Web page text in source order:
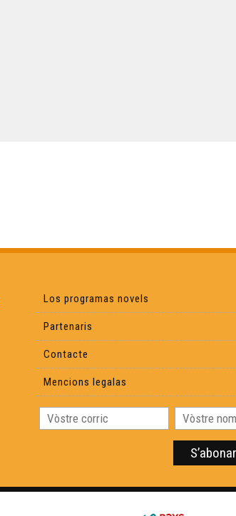
Libre 33 : Lo Rossinhòl Argauhòl
Libre 34 : Vidas et engrenatges
Libre 36 : Les aventures du chevalier Jaufré
Los programas novels
Partenaris
Contacte
Mencions legalas